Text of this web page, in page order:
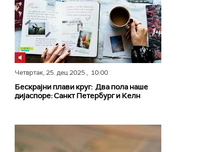
Четвртак,25. дец 2025, 10:00
Бескрајни плави круг: Два пола наше
дијаспоре: Санкт Петербург и Келн